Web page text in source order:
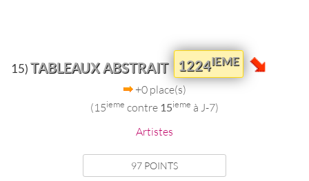
15)TABLEAUX ABSTRAIT 1224IEME
+0 place(s)
(15ieme contre 15ieme à J-7)
Artistes
97 POINTS